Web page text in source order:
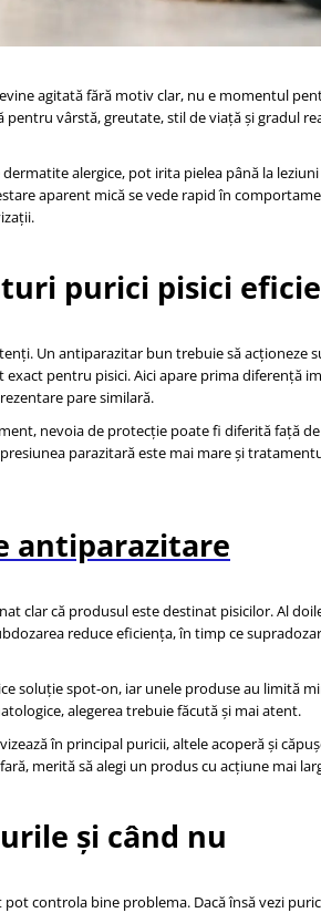
agitată fără motiv clar, nu e momentul
vârstă, greutate, stil de viață și gradul
alergice, pot irita pielea până la
aparent mică se vede rapid în
purici pisici
Un antiparazitar bun trebuie să acționeze
pentru pisici. Aici apare prima diferență
pare similară.
nevoia de protecție poate fi diferită față
parazitară este mai mare și
antiparazitare
clar că produsul este destinat pisicilor. Al
reduce eficiența, în timp ce
soluție spot-on, iar unele produse au limită
alegerea trebuie făcută și mai atent.
în principal puricii, altele acoperă și
merită să alegi un produs cu acțiune mai
și când nu
controla bine problema. Dacă însă vezi